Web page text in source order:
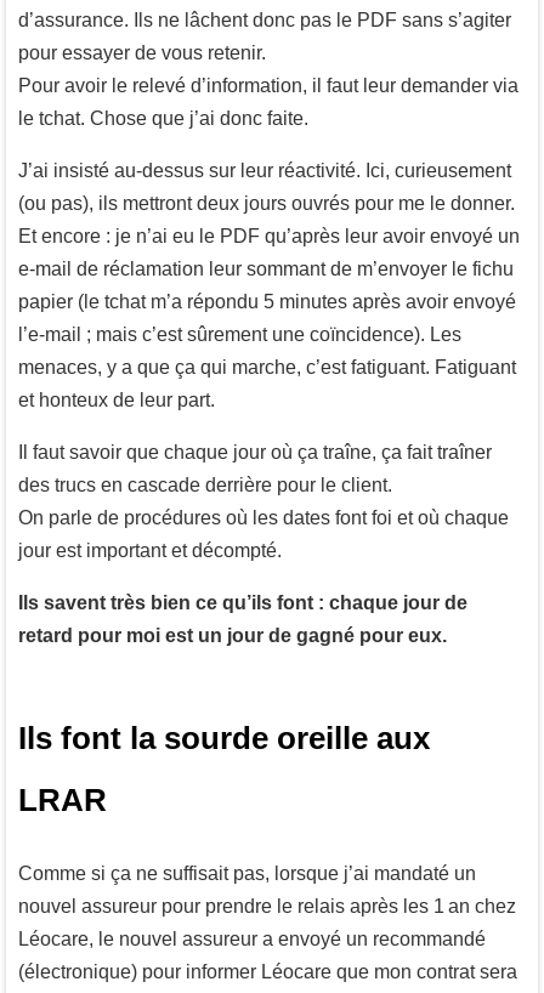
d’assurance. Ils ne lâchent donc pas le PDF sans s’agiter
pour essayer de vous retenir.
Pour avoir le relevé d’information, il faut leur demander via
le tchat. Chose que j’ai donc faite.
J’ai insisté au-dessus sur leur réactivité. Ici, curieusement
(ou pas), ils mettront deux jours ouvrés pour me le donner.
Et encore : je n’ai eu le PDF qu’après leur avoir envoyé un
e-mail de réclamation leur sommant de m’envoyer le fichu
papier (le tchat m’a répondu 5 minutes après avoir envoyé
l’e-mail ; mais c’est sûrement une coïncidence). Les
menaces, y a que ça qui marche, c’est fatiguant. Fatiguant
et honteux de leur part.
Il faut savoir que chaque jour où ça traîne, ça fait traîner
des trucs en cascade derrière pour le client.
On parle de procédures où les dates font foi et où chaque
jour est important et décompté.
Ils savent très bien ce qu’ils font : chaque jour de
retard pour moi est un jour de gagné pour eux.
Ils font la sourde oreille aux
LRAR
Comme si ça ne suffisait pas, lorsque j’ai mandaté un
nouvel assureur pour prendre le relais après les 1 an chez
Léocare, le nouvel assureur a envoyé un recommandé
(électronique) pour informer Léocare que mon contrat sera